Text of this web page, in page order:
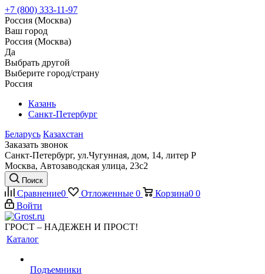
+7 (800) 333-11-97
Россия (Москва)
Ваш город
Россия (Москва)
Да
Выбрать другой
Выберите город/страну
Россия
Казань
Санкт-Петербург
Беларусь Казахстан
Заказать звонок
Санкт-Петербург, ул.Чугунная, дом, 14, литер Р
Москва, Автозаводская улица, 23с2
Поиск
Сравнение0 Отложенные 0 Корзина0 0
Войти
ГРОСТ – НАДЕЖЕН И ПРОСТ!
Каталог
Подъемники